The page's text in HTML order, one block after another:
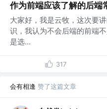
作为前端应该了解的后端
大家好，我是云牧，这次要
识，我认为不会后端的前端
是选...
317
会有相逢 赞了这篇文章